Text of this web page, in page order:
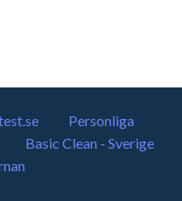
Personliga
Basic Clean - Sverige